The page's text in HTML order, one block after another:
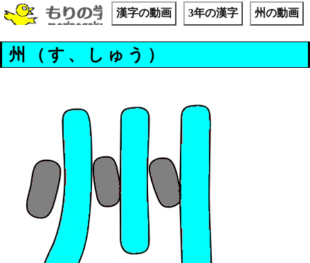
漢字の動画 3年の漢字 州の動画
州（す、しゅう）